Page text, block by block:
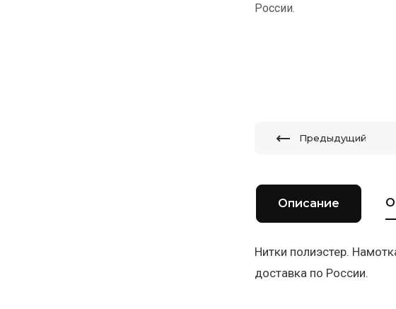
России.
Предыдущий
Описание
Нитки полиэстер.
доставка по России.